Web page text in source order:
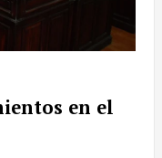
en el